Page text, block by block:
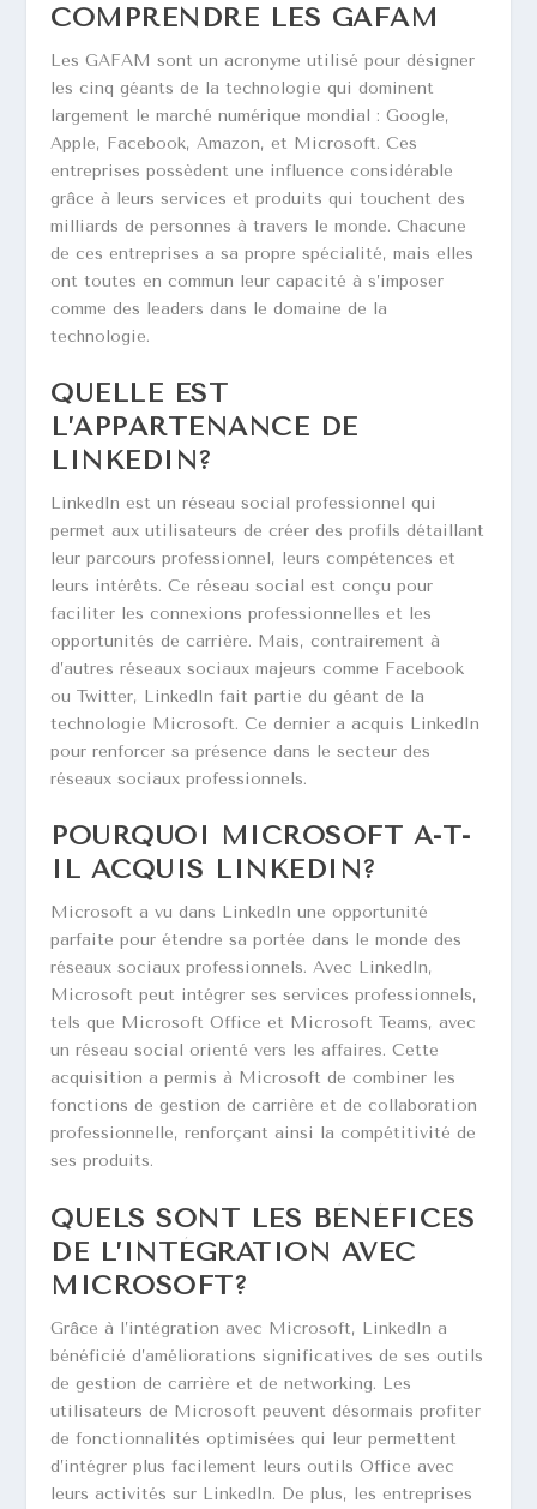
COMPRENDRE LES GAFAM
Les GAFAM sont un acronyme utilisé pour désigner
les cinq géants de la technologie qui dominent
largement le marché numérique mondial : Google,
Apple, Facebook, Amazon, et Microsoft. Ces
entreprises possèdent une influence considérable
grâce à leurs services et produits qui touchent des
milliards de personnes à travers le monde. Chacune
de ces entreprises a sa propre spécialité, mais elles
ont toutes en commun leur capacité à s’imposer
comme des leaders dans le domaine de la
technologie.
QUELLE EST
L’APPARTENANCE DE
LINKEDIN?
LinkedIn est un réseau social professionnel qui
permet aux utilisateurs de créer des profils détaillant
leur parcours professionnel, leurs compétences et
leurs intérêts. Ce réseau social est conçu pour
faciliter les connexions professionnelles et les
opportunités de carrière. Mais, contrairement à
d’autres réseaux sociaux majeurs comme Facebook
ou Twitter, LinkedIn fait partie du géant de la
technologie Microsoft. Ce dernier a acquis LinkedIn
pour renforcer sa présence dans le secteur des
réseaux sociaux professionnels.
POURQUOI MICROSOFT A-T-
IL ACQUIS LINKEDIN?
Microsoft a vu dans LinkedIn une opportunité
parfaite pour étendre sa portée dans le monde des
réseaux sociaux professionnels. Avec LinkedIn,
Microsoft peut intégrer ses services professionnels,
tels que Microsoft Office et Microsoft Teams, avec
un réseau social orienté vers les affaires. Cette
acquisition a permis à Microsoft de combiner les
fonctions de gestion de carrière et de collaboration
professionnelle, renforçant ainsi la compétitivité de
ses produits.
QUELS SONT LES BÉNÉFICES
DE L’INTÉGRATION AVEC
MICROSOFT?
Grâce à l’intégration avec Microsoft, LinkedIn a
bénéficié d’améliorations significatives de ses outils
de gestion de carrière et de networking. Les
utilisateurs de Microsoft peuvent désormais profiter
de fonctionnalités optimisées qui leur permettent
d’intégrer plus facilement leurs outils Office avec
leurs activités sur LinkedIn. De plus, les entreprises